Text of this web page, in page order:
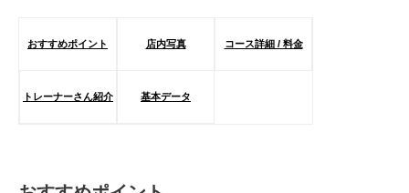
おすすめポイント 店内写真 コース詳細 / 料金
トレーナーさん紹介 基本データ